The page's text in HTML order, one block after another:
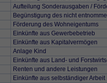
Aufteilung Sonderausgaben /
Begünstigung des nicht
Förderung des Wohneigentums
Einkünfte aus Gewerbebetrieb
Einkünfte aus Kapitalvermögen
Anlage Kind
Einkünfte aus Land- und
Renten und andere Leistungen
Einkünfte aus selbständiger Arbeit